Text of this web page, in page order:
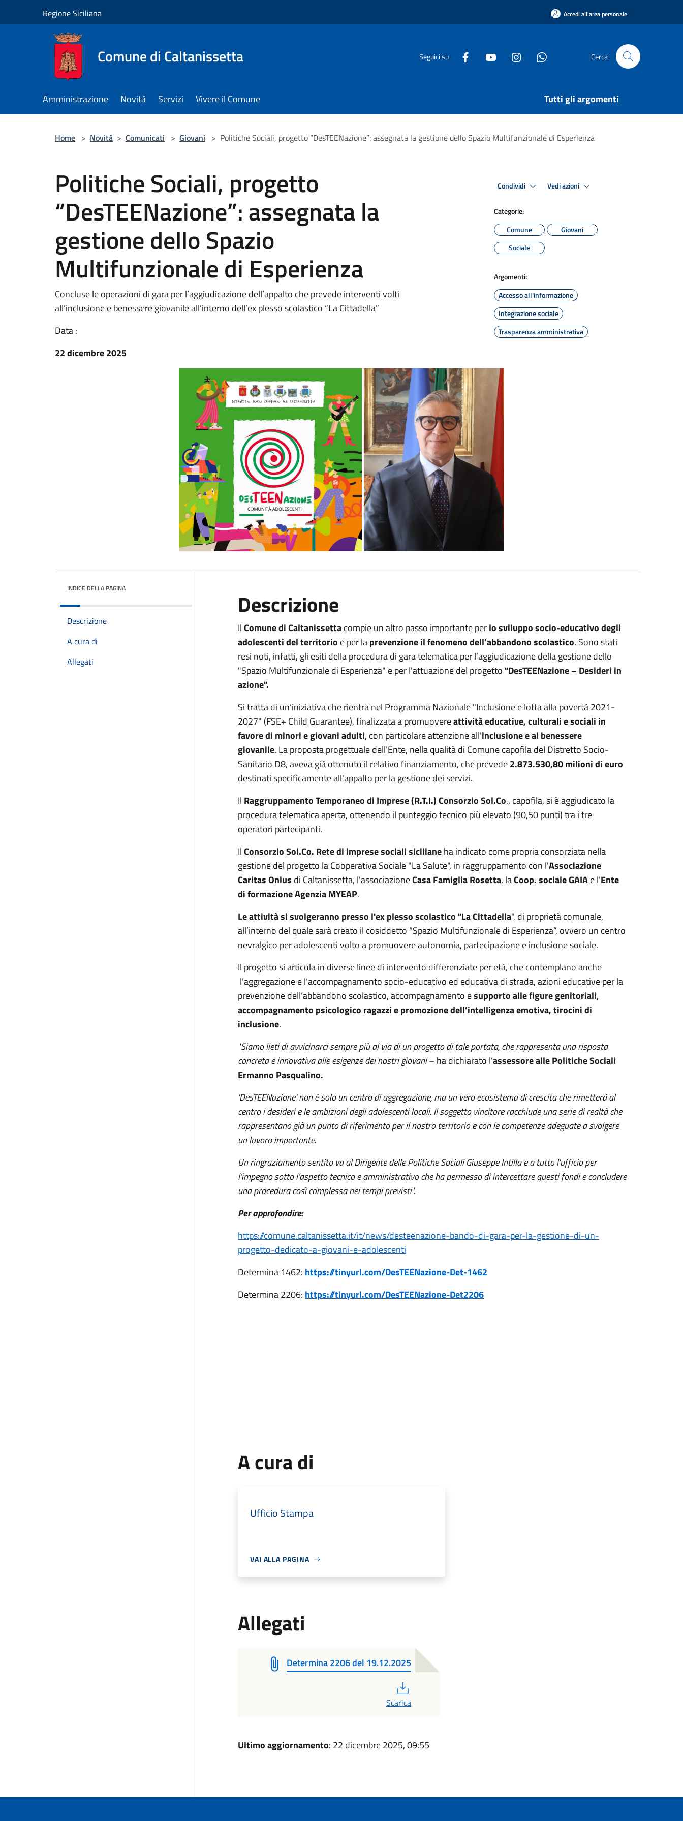
Regione Siciliana Accedi all'area personale
Comune di Caltanissetta Seguici su Cerca
Amministrazione Novità Servizi Vivere il Comune Tutti gli argomenti
Home > Novità > Comunicati > Giovani > Politiche Sociali, progetto “DesTEENazione”: assegnata la gestione dello Spazio Multifunzionale di Esperienza
Politiche Sociali, progetto
“DesTEENazione”: assegnata la
gestione dello Spazio
Multifunzionale di Esperienza
Concluse le operazioni di gara per l’aggiudicazione dell’appalto che prevede interventi volti
all’inclusione e benessere giovanile all’interno dell’ex plesso scolastico “La Cittadella”
Data :
22 dicembre 2025
Condividi Vedi azioni
Categorie:
Comune
Giovani
Sociale
Argomenti:
Accesso all'informazione
Integrazione sociale
Trasparenza amministrativa
INDICE DELLA PAGINA
Descrizione
A cura di
Allegati
Descrizione
IlComune di Caltanissettacompie un altro passo importante perlo sviluppo socio-educativo degli
adolescenti del territorio e per laprevenzione il fenomeno dell’abbandono scolastico. Sono stati
resi noti, infatti, gli esiti della procedura di gara telematica per l’aggiudicazione della gestione dello
"Spazio Multifunzionale di Esperienza" e per l'attuazione del progetto "DesTEENazione – Desideri in
azione".
Si tratta di un’iniziativa che rientra nel Programma Nazionale "Inclusione e lotta alla povertà 2021-
2027" (FSE+ Child Guarantee), finalizzata a promuovereattività educative, culturali e sociali in
favore di minori e giovani adulti, con particolare attenzione all'inclusione e al benessere
giovanile. La proposta progettuale dell’Ente, nella qualità di Comune capofila del Distretto Socio-
Sanitario D8, aveva già ottenuto il relativo finanziamento, che prevede2.873.530,80 milioni di euro
destinati specificamente all'appalto per la gestione dei servizi.
Il RaggruppamentoTemporaneo di Imprese (R.T.I.) Consorzio Sol.Co., capofila, si è aggiudicato la
procedura telematica aperta, ottenendo il punteggio tecnico più elevato (90,50 punti) tra i tre
operatori partecipanti.
IlConsorzio Sol.Co. Rete di imprese sociali sicilianeha indicato come propria consorziata nella
gestione del progetto la Cooperativa Sociale "La Salute", in raggruppamento con l'Associazione
Caritas Onlus di Caltanissetta, l'associazioneCasa Famiglia Rosetta, laCoop. sociale GAIAe l’Ente
di formazione Agenzia MYEAP.
Le attività si svolgeranno presso l'ex plesso scolastico "La Cittadella", di proprietà comunale,
all’interno del quale sarà creato il cosiddetto “Spazio Multifunzionale di Esperienza”, ovvero un centro
nevralgico per adolescenti volto a promuovere autonomia, partecipazione e inclusione sociale.
Il progetto si articola in diverse linee di intervento differenziate per età, che contemplano anche
l’aggregazione e l’accompagnamento socio-educativo ed educativa di strada, azioni educative per la
prevenzione dell’abbandono scolastico, accompagnamento esupporto alle figure genitoriali,
accompagnamento psicologico ragazzi e promozione dell’intelligenza emotiva, tirocini di
inclusione.
"Siamo lieti di avvicinarci sempre più al via di un progetto di tale portata, che rappresenta una risposta
concreta e innovativa alle esigenze dei nostri giovani– ha dichiarato l’assessore alle Politiche Sociali
Ermanno Pasqualino.
'DesTEENazione' non è solo un centro di aggregazione, ma un vero ecosistema di crescita che rimetterà al
centro i desideri e le ambizioni degli adolescenti locali.Il soggetto vincitore racchiude una serie di realtà che
rappresentano già un punto di riferimento per il nostro territorio e con le competenze adeguate a svolgere
un lavoro importante.
Un ringraziamento sentito va al Dirigente delle Politiche Sociali Giuseppe Intilla e a tutto l'ufficio per
l’impegno sotto l’aspetto tecnico e amministrativo che ha permesso di intercettare questi fondi e concludere
una procedura così complessa nei tempi previsti".
Per approfondire:
https://comune.caltanissetta.it/it/news/desteenazione-bando-di-gara-per-la-gestione-di-un-
progetto-dedicato-a-giovani-e-adolescenti
Determina 1462: https://tinyurl.com/DesTEENazione-Det-1462
Determina 2206: https://tinyurl.com/DesTEENazione-Det2206
A cura di
Ufficio Stampa
VAI ALLA PAGINA
Allegati
Determina 2206 del 19.12.2025
Scarica
Ultimo aggiornamento: 22 dicembre 2025, 09:55